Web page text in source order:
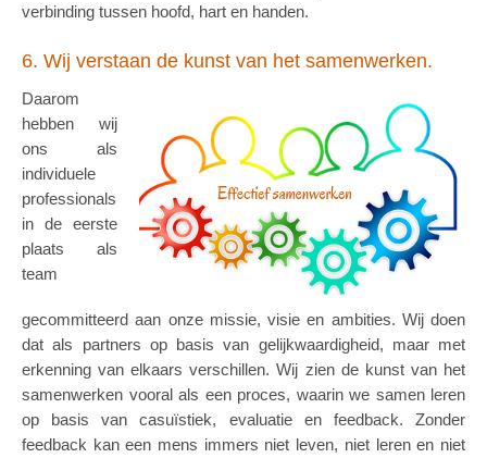
verbinding tussen hoofd, hart en handen.
6. Wij verstaan de kunst van het samenwerken.
Daarom
hebben wij
ons als
individuele
professionals
in de eerste
plaats als
team
gecommitteerd aan onze missie, visie en ambities. Wij doen
dat als partners op basis van gelijkwaardigheid, maar met
erkenning van elkaars verschillen. Wij zien de kunst van het
samenwerken vooral als een proces, waarin we samen leren
op basis van casuïstiek, evaluatie en feedback. Zonder
feedback kan een mens immers niet leven, niet leren en niet